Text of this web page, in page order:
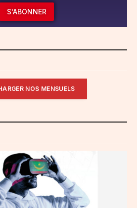
S'ABONNER
NOS MENSUELS